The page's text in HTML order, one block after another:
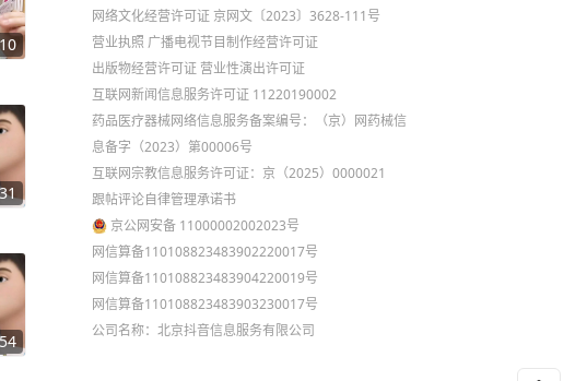
网络文化经营许可证 京网文〔2023〕3628-111号
营业执照 广播电视节目制作经营许可证
出版物经营许可证 营业性演出许可证
互联网新闻信息服务许可证 11220190002
药品医疗器械网络信息服务备案编号：（京）网药械信
息备字（2023）第00006号
互联网宗教信息服务许可证：京（2025）0000021
跟帖评论自律管理承诺书
京公网安备 11000002002023号
网信算备110108823483902220017号
网信算备110108823483904220019号
网信算备110108823483903230017号
公司名称：北京抖音信息服务有限公司